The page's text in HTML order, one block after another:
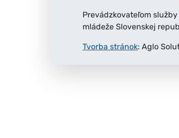
Prevádzkovateľom
mládeže Slovenskej
Tvorba stránok: Aglo